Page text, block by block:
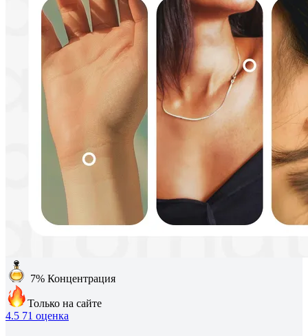
7% Концентрация
Только на сайте
4.5 71 оценка